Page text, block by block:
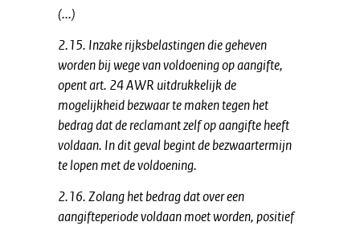
(...)
2.15. Inzake rijksbelastingen die geheven
worden bij wege van voldoening op aangifte,
opent art. 24 AWR uitdrukkelijk de
mogelijkheid bezwaar te maken tegen het
bedrag dat de reclamant zelf op aangifte heeft
voldaan. In dit geval begint de bezwaartermijn
te lopen met de voldoening.
2.16. Zolang het bedrag dat over een
aangifteperiode voldaan moet worden, positief